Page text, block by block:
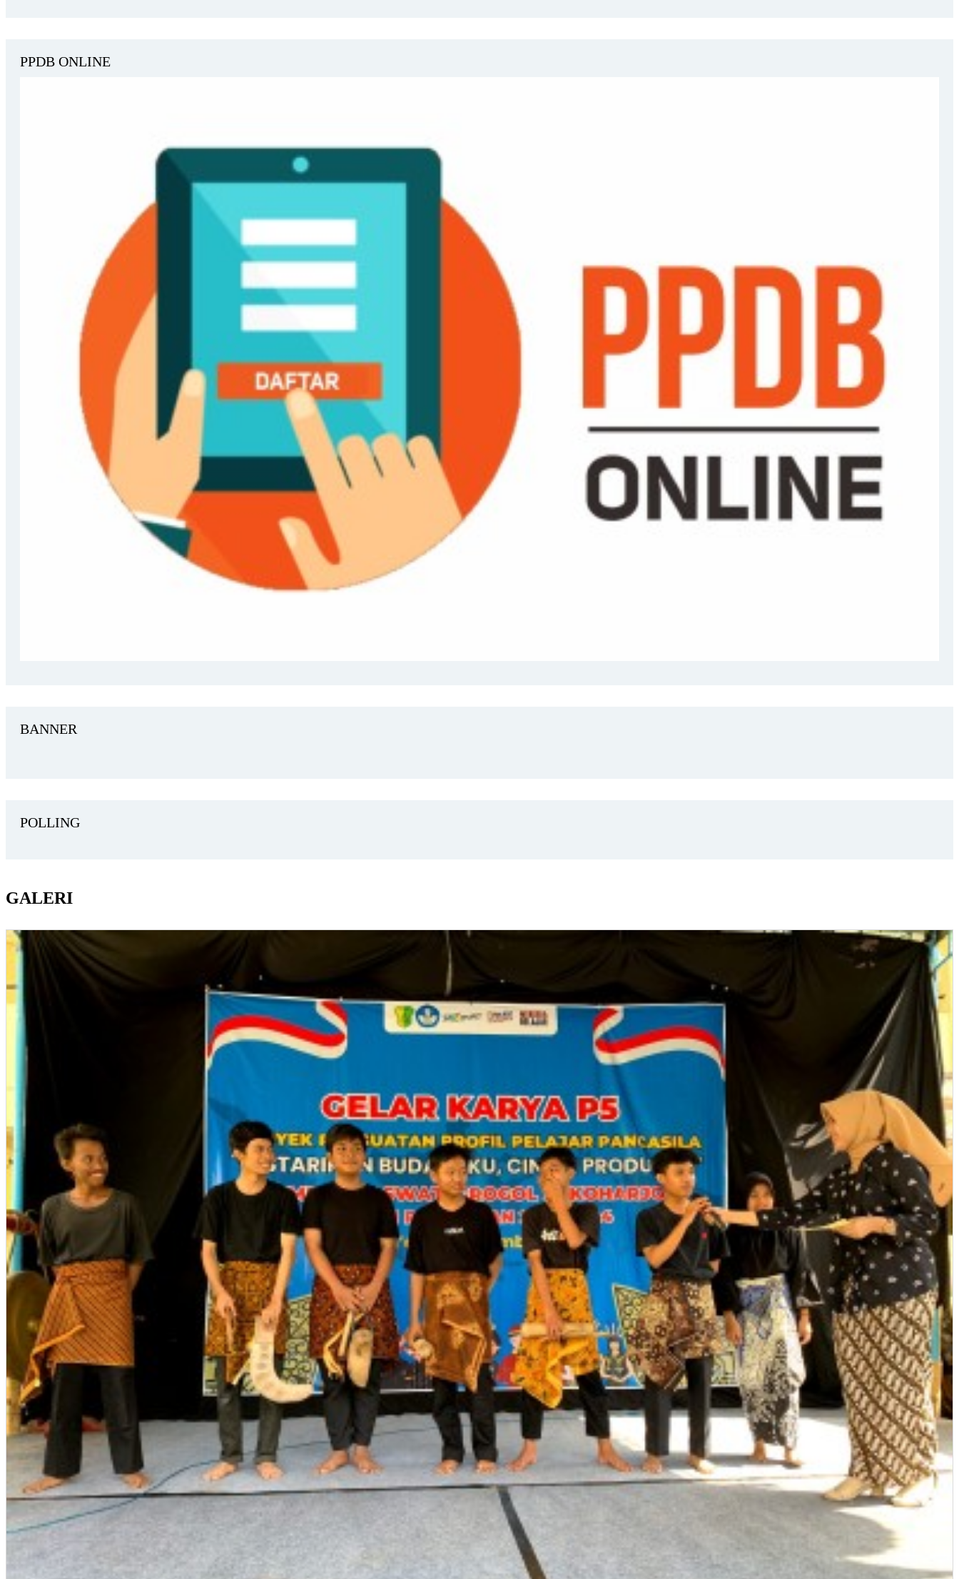
PPDB ONLINE
BANNER
POLLING
GALERI